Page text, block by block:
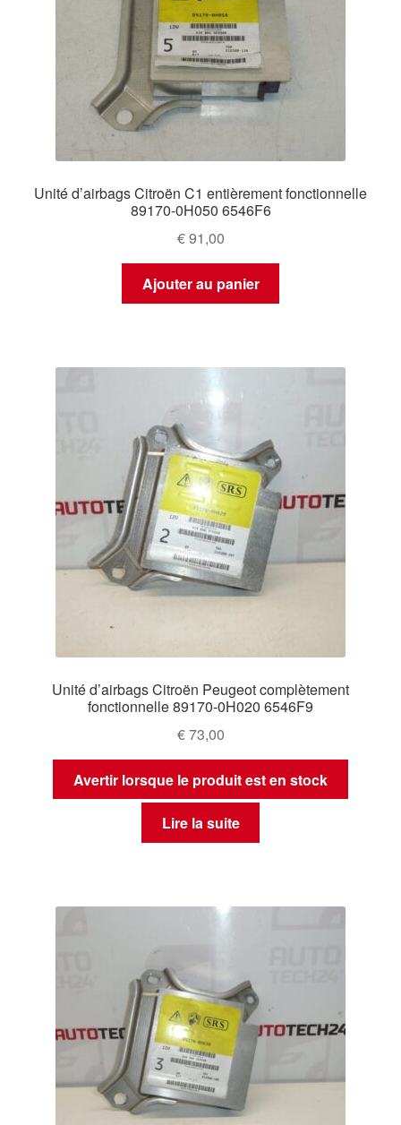
Unité d’airbags Citroën C1 entièrement fonctionnelle
89170-0H050 6546F6
€91,00
Ajouter au panier
Unité d’airbags Citroën Peugeot complètement
fonctionnelle 89170-0H020 6546F9
€73,00
Avertir lorsque le produit est en stock
Lire la suite